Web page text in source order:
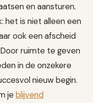
en aansturen.
het is niet alleen een
ook een afscheid
Door ruimte te geven
in de onzekere
nieuw begin.
jeblijvend